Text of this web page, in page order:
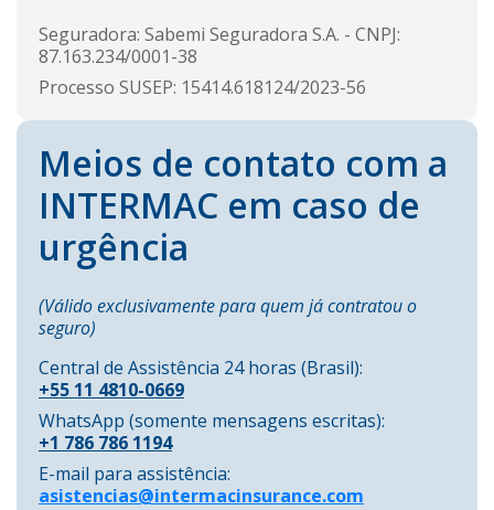
Seguradora: Sabemi Seguradora S.A. - CNPJ:
87.163.234/0001-38
Processo SUSEP: 15414.618124/2023-56
Meios de contato com a
INTERMAC em caso de
urgência
(Válido exclusivamente para quem já contratou o
seguro)
Central de Assistência 24 horas (Brasil):
+55 11 4810-0669
WhatsApp (somente mensagens escritas):
+1 786 786 1194
E-mail para assistência:
asistencias@intermacinsurance.com